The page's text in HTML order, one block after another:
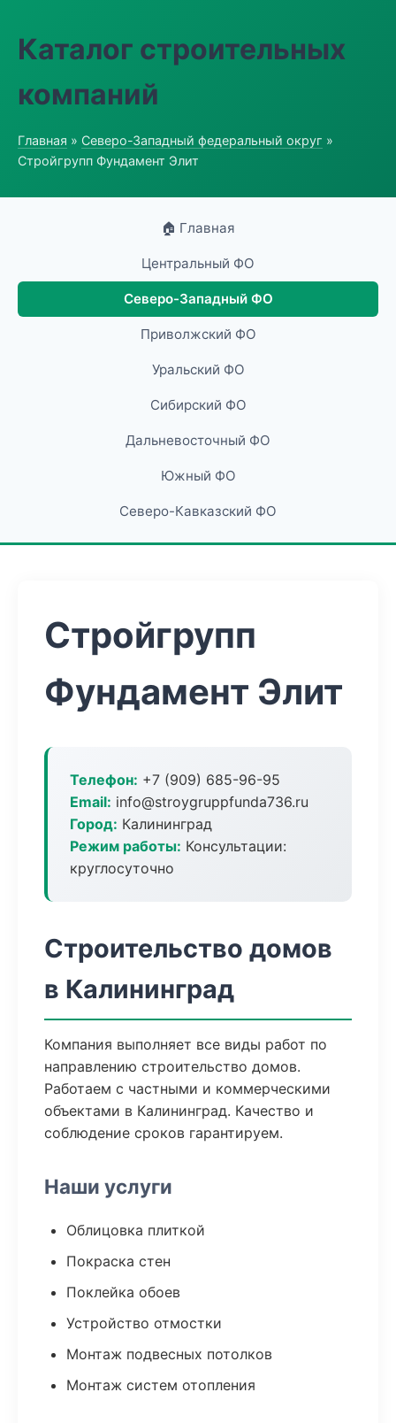
Каталог строительных
компаний
Главная » Северо-Западный федеральный округ »
Стройгрупп Фундамент Элит
🏠 Главная
Центральный ФО
Северо-Западный ФО
Приволжский ФО
Уральский ФО
Сибирский ФО
Дальневосточный ФО
Южный ФО
Северо-Кавказский ФО
Стройгрупп
Фундамент Элит
Телефон: +7 (909) 685-96-95
Email: info@stroygruppfunda736.ru
Город: Калининград
Режим работы: Консультации:
круглосуточно
Строительство домов
в Калининград
Компания выполняет все виды работ по
направлению строительство домов.
Работаем с частными и коммерческими
объектами в Калининград. Качество и
соблюдение сроков гарантируем.
Наши услуги
Облицовка плиткой
Покраска стен
Поклейка обоев
Устройство отмостки
Монтаж подвесных потолков
Монтаж систем отопления